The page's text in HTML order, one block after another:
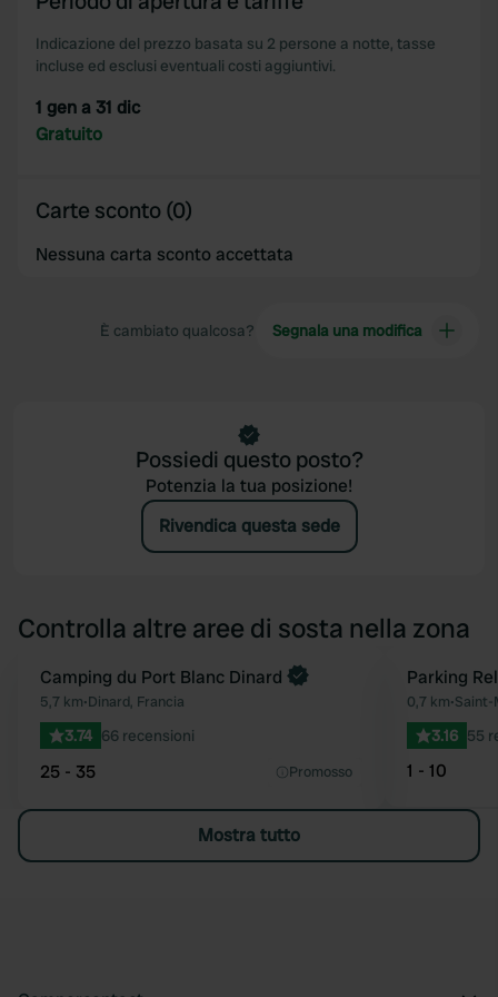
Indicazione del prezzo basata su 2 persone a notte, tasse
incluse ed esclusi eventuali costi aggiuntivi.
1 gen a 31 dic
Gratuito
Carte sconto (0)
Nessuna carta sconto accettata
È cambiato qualcosa? Segnala una modifica
Possiedi questo posto?
Potenzia la tua posizione!
Rivendica questa sede
Controlla altre aree di sosta nella zona
Preferito
Camping du Port Blanc Dinard
5,7 km•Dinard, Francia
3.74 66 recensioni
25 - 35 Promosso
Parking
0,7 km•Saint-
3.16 55
1 - 10
Mostra tutto